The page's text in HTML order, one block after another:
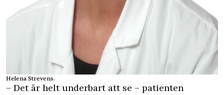
Helena Strevens.
– Det är helt underbart att se – patienten